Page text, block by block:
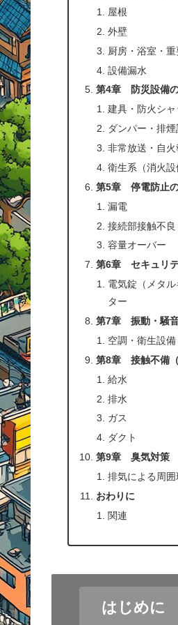
屋根
外壁
厨房・浴室・
設備漏水
第4章 防災設備
建具・防火シャ
ダンパー・排
非常放送・自
衛生系（消火設
第5章 停電防止
漏電
接続部接触不良
容量オーバー
第6章 セキュリ
電気錠（メタ
ター
第7章 振動・騒
空調・衛生設備
第8章 接触不備（
給水
排水
ガス
ダクト
第9章 臭気対策
排気による周
おわりに
関連
はじめに